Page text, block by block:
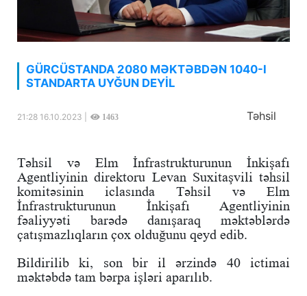
GÜRCÜSTANDA 2080 MƏKTƏBDƏN 1040-I
STANDARTA UYĞUN DEYİL
21:28 16.10.2023 | 1463 Təhsil
Təhsil və Elm İnfrastrukturunun İnkişafı
Agentliyinin direktoru Levan Suxitaşvili təhsil
komitəsinin iclasında Təhsil və Elm
İnfrastrukturunun İnkişafı Agentliyinin
fəaliyyəti barədə danışaraq məktəblərdə
çatışmazlıqların çox olduğunu qeyd edib.
Bildirilib ki, son bir il ərzində 40 ictimai
məktəbdə tam bərpa işləri aparılıb.